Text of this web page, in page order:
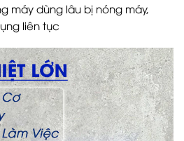
máy dùng lâu bị nóng máy,
liên tục